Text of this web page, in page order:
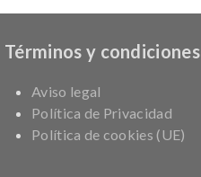
Términos y condiciones
Aviso legal
Política de Privacidad
Política de cookies (UE)